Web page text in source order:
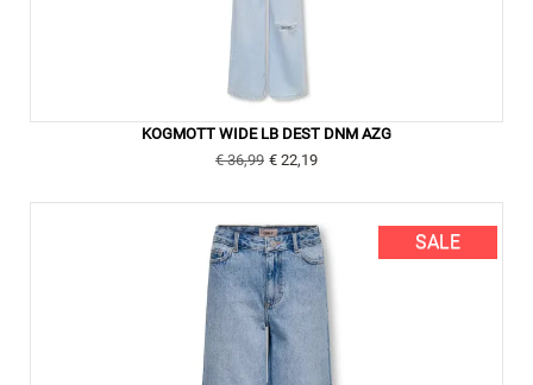
KOGMOTT WIDE LB DEST DNM AZG
€ 36,99 € 22,19
SALE